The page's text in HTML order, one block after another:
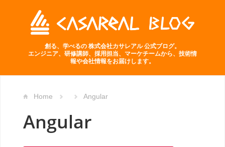
創る、学べるの 株式会社カサレアル 公式ブログ。
エンジニア、研修講師、採用担当、マーケチームから、技術情
報や会社情報をお届けします。
Home Angular
Angular